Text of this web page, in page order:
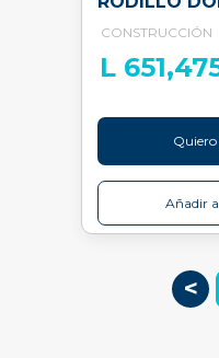
CONSTRUCCIÓN
L
Quiero
Añadir
<